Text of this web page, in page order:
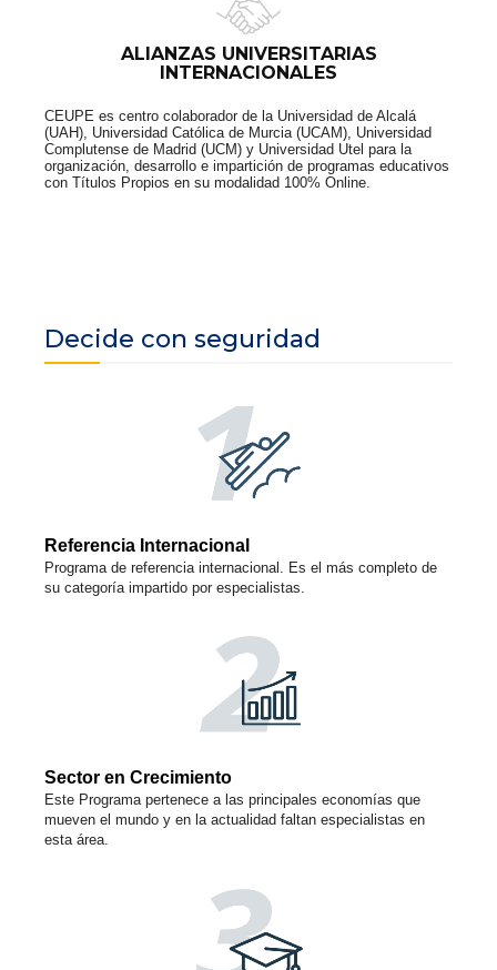
ALIANZAS UNIVERSITARIAS
INTERNACIONALES
CEUPE es centro colaborador de la Universidad de Alcalá
(UAH), Universidad Católica de Murcia (UCAM), Universidad
Complutense de Madrid (UCM) y Universidad Utel para la
organización, desarrollo e impartición de programas educativos
con Títulos Propios en su modalidad 100% Online.
Decide con seguridad
Referencia Internacional
Programa de referencia internacional. Es el más completo de
su categoría impartido por especialistas.
Sector en Crecimiento
Este Programa pertenece a las principales economías que
mueven el mundo y en la actualidad faltan especialistas en
esta área.